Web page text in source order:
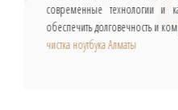
современные технологии и
обеспечить долговечность и
чистка ноутбука Алматы